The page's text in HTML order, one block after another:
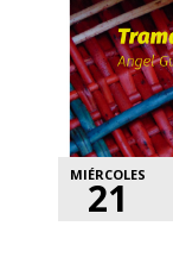
MIÉRCOLES
21